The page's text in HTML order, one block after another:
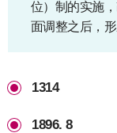
位）制的实施
面调整之后，
1314
1896. 8